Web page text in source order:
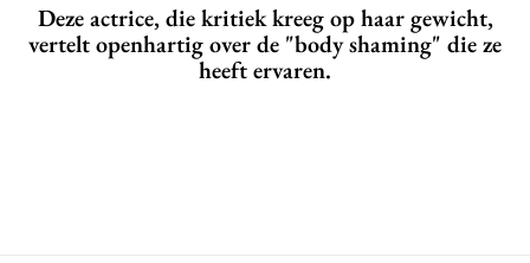
Deze actrice, die kritiek kreeg op haar gewicht,
vertelt openhartig over de "body shaming" die ze
heeft ervaren.